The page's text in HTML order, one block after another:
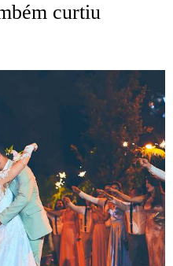
curtiu